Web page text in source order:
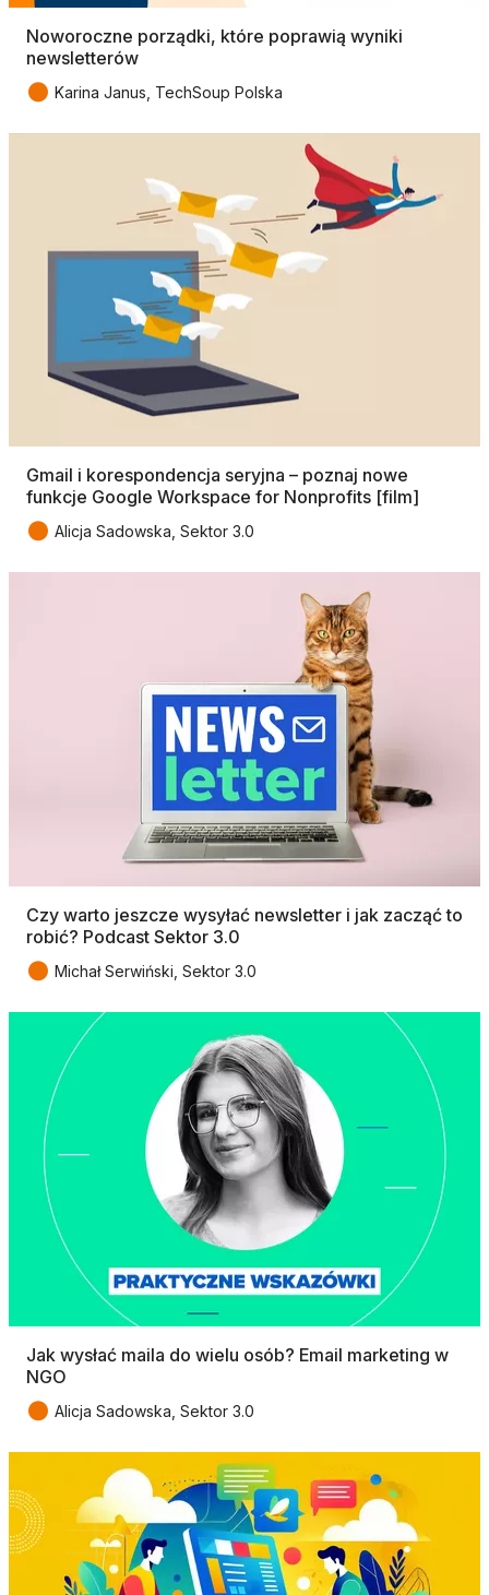
Noworoczne porządki, które poprawią wyniki
newsletterów
● Karina Janus, TechSoup Polska
Gmail i korespondencja seryjna – poznaj nowe
funkcje Google Workspace for Nonprofits [film]
● Alicja Sadowska, Sektor 3.0
Czy warto jeszcze wysyłać newsletter i jak zacząć to
robić? Podcast Sektor 3.0
● Michał Serwiński, Sektor 3.0
Jak wysłać maila do wielu osób? Email marketing w
NGO
● Alicja Sadowska, Sektor 3.0